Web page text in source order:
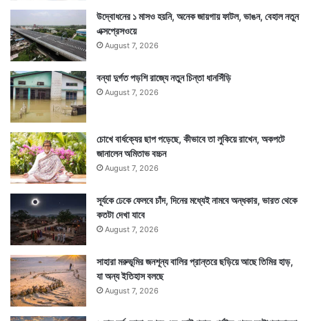
উদ্বোধনের ১ মাসও হয়নি, অনেক জায়গায় ফাটল, ভাঙন, বেহাল নতুন
এক্সপ্রেসওয়ে
August 7, 2026
বন্যা দুর্গত পড়শি রাজ্যে নতুন চিন্তা ধানসিঁড়ি
August 7, 2026
চোখে বার্ধক্যের ছাপ পড়েছে, কীভাবে তা লুকিয়ে রাখেন, অকপটে
জানালেন অমিতাভ বচ্চন
August 7, 2026
সূর্যকে ঢেকে ফেলবে চাঁদ, দিনের মধ্যেই নামবে অন্ধকার, ভারত থেকে
কতটা দেখা যাবে
August 7, 2026
সাহারা মরুভূমির জনশূন্য বালির প্রান্তরে ছড়িয়ে আছে তিমির হাড়,
যা অন্য ইতিহাস বলছে
August 7, 2026